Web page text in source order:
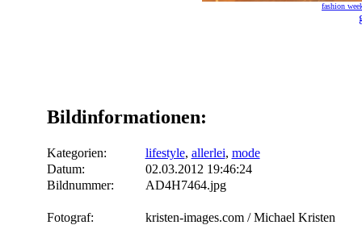
fashion
Bildinformationen:
Kategorien: lifestyle, allerlei, mode
Datum:
02.03.2012 19:46:24
Bildnummer:
AD4H7464.jpg
Fotograf:
kristen-images.com / Michael Kristen